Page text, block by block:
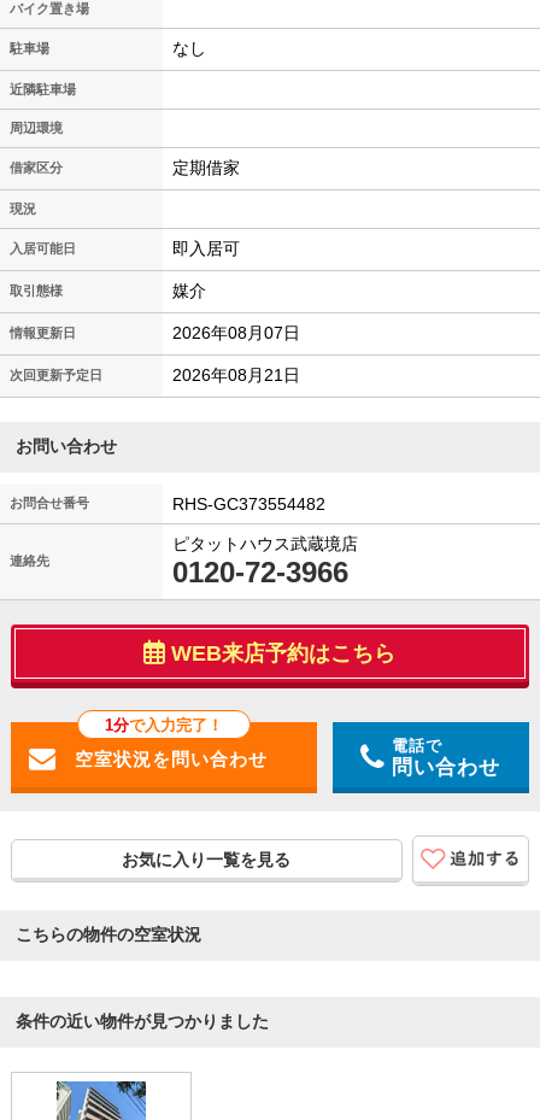
バイク置き場
駐車場 なし
近隣駐車場
周辺環境
借家区分 定期借家
現況
入居可能日 即入居可
取引態様 媒介
情報更新日 2026年08月07日
次回更新予定日 2026年08月21日
お問い合わせ
お問合せ番号 RHS-GC373554482
連絡先
ピタットハウス武蔵境店
0120-72-3966
WEB来店予約はこちら
1分で入力完了！
電話で
問い合わせ
お気に入り一覧を見る
こちらの物件の空室状況
条件の近い物件が見つかりました